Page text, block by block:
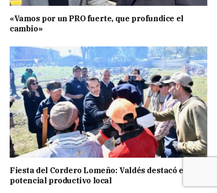
«Vamos por un PRO fuerte, que profundice el
cambio»
Fiesta del Cordero Lomeño: Valdés destacó el
potencial productivo local